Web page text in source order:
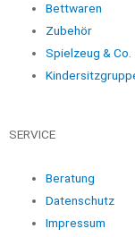
Bettwaren
Zubehör
Spielzeug & Co.
SERVICE
Beratung
Datenschutz
Impressum